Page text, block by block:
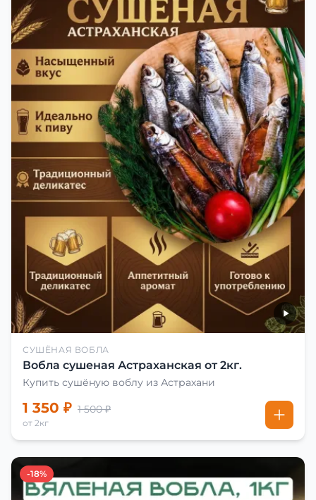
СУШЁНАЯ ВОБЛА
Вобла сушеная Астраханская от 2кг.
Купить сушёную воблу из Астрахани
1 350 ₽ 1 500 ₽
от 2кг
-18%